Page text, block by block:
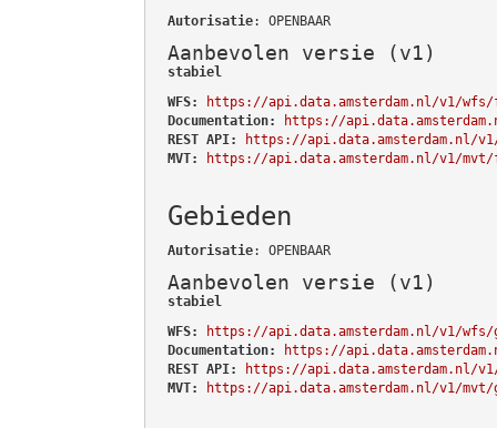
Autorisatie: OPENBAAR
Aanbevolen versie (v1)
stabiel
WFS:
https://api.data.amsterdam.nl/v1/wfs/
Documentation:
https://
REST API:
https://api.data.amsterdam.nl/
MVT:
https://api.data.amsterdam.nl/v1/mvt/
Gebieden
Autorisatie: OPENBAAR
Aanbevolen versie (v1)
stabiel
WFS:
https://api.data.amsterdam.nl/v1/wfs/
Documentation:
https://
REST API:
https://api.data.amsterdam.nl/
MVT:
https://api.data.amsterdam.nl/v1/mvt/